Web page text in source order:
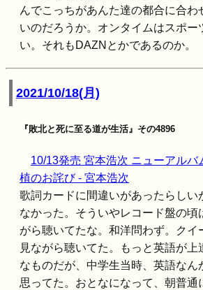
んでこっちがあんた達の都合に合わ
いのだろうか。オンタイムはスポー
い。それもDAZNとかであるのか。
2021/10/18(月)
『敗北と死に至る道が生活』その4896
10/13発売 宮本浩次 ニューアルバ
植のお詫び - 宮本浩次
歌詞カードに間違いがあったらしい
なかった。そういやレコード盤の頃
がら聴いてたな。和洋問わず。クイ
見ながら聴いてた。もっと英語が上
なものだが、中学生当時、英語なん
思ってた。おとなになって、朝普通